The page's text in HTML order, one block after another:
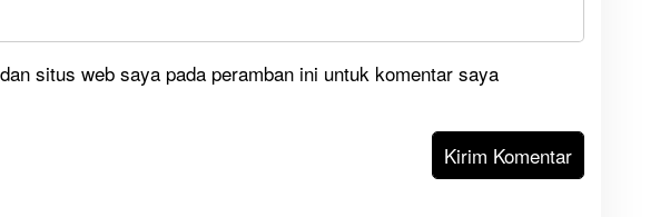
situs web saya pada peramban ini untuk komentar saya